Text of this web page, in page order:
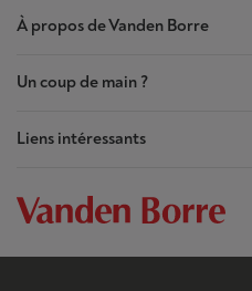
À propos de Vanden Borre
Nos magasins
Contrat de Confiance
Plan du site
Un coup de main ?
Mes commandes
Demande de réparation
Liens intéressants
Outlet